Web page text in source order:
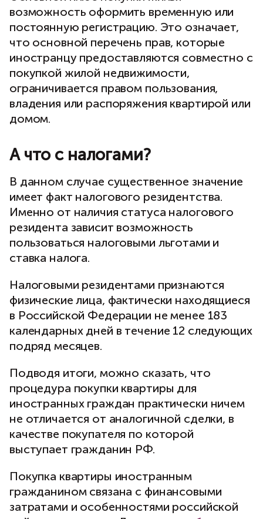
возможность оформить временную или
постоянную регистрацию. Это означает,
что основной перечень прав, которые
иностранцу предоставляются совместно с
покупкой жилой недвижимости,
ограничивается правом пользования,
владения или распоряжения квартирой или
домом.
А что с налогами?
В данном случае существенное значение
имеет факт налогового резидентства.
Именно от наличия статуса налогового
резидента зависит возможность
пользоваться налоговыми льготами и
ставка налога.
Налоговыми резидентами признаются
физические лица, фактически находящиеся
в Российской Федерации не менее 183
календарных дней в течение 12 следующих
подряд месяцев.
Подводя итоги, можно сказать, что
процедура покупки квартиры для
иностранных граждан практически ничем
не отличается от аналогичной сделки, в
качестве покупателя по которой
выступает гражданин РФ.
Покупка квартиры иностранным
гражданином связана с финансовыми
затратами и особенностями российской